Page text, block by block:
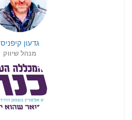
גדעון קיפניס
מנהל שיווק